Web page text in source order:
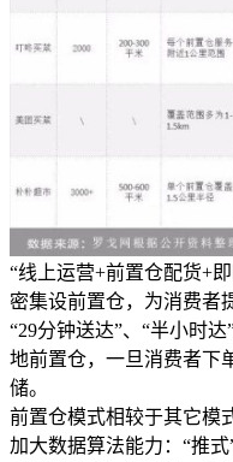
“线上运营+前置仓配货+
密集设前置仓，为消费者
“29分钟送达”、“半小时
地前置仓，一旦消费者下
储。
前置仓模式相较于其它模
加大数据算法能力：“推